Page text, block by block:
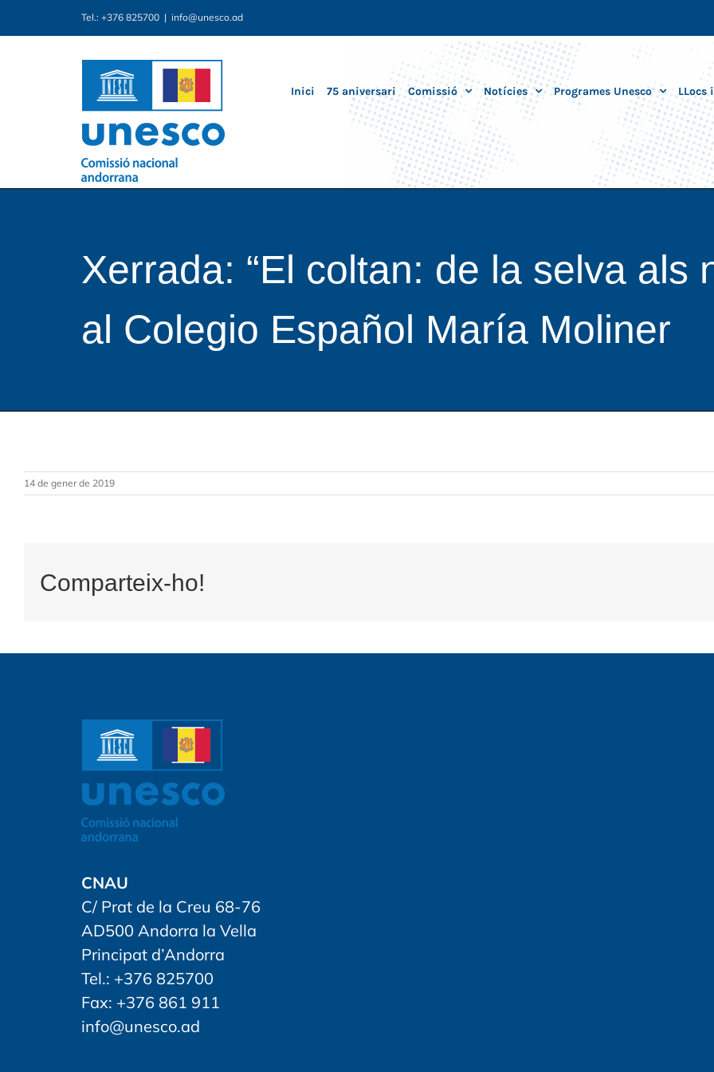
to
Tel.: +376 825700 | info@unesco.ad
Inici 75 aniversari Comissió Notícies Programes Unesco LLocs
Xerrada: “El coltan: de la selva als
al Colegio Español María Moliner
14 de gener de 2019
Comparteix-ho!
CNAU
C/ Prat de la Creu 68-76
AD500 Andorra la Vella
Principat d’Andorra
Tel.: +376 825700
Fax: +376 861 911
info@unesco.ad